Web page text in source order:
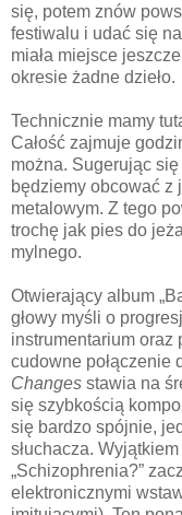
się, potem znów
festiwalu i udać się
miała miejsce
okresie żadne dzieło.
Technicznie mamy
Całość zajmuje
można. Sugerując
będziemy obcować z
metalowym. Z tego
trochę jak pies do
mylnego.
Otwierający album
głowy myśli o
instrumentarium
cudowne połączenie
Changes stawia na
się szybkością
się bardzo spójnie,
słuchacza.
„Schizophrenia?”
elektronicznymi